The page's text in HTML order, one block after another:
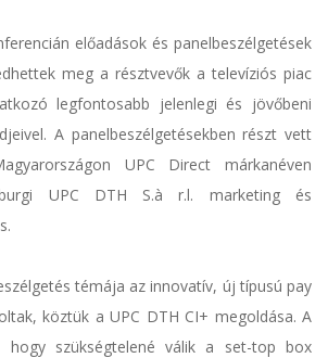
előadások és panelbeszélgetések
meg a résztvevők a televíziós piac
legfontosabb jelenlegi és jövőbeni
A panelbeszélgetésekben részt vett
UPC Direct márkanéven
UPC DTH S.à r.l. marketing és
témája az innovatív, új típusú pay
köztük a UPC DTH CI+ megoldása. A
hogy szükségtelené válik a set-top box